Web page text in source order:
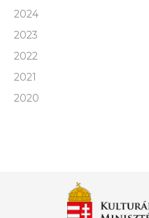
2024
2023
2022
2021
2020